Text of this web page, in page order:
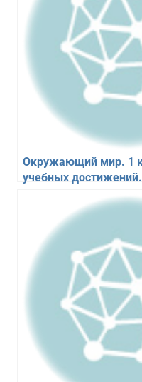
Окружающий мир. 1
учебных